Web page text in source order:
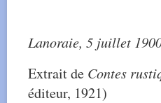
Lanoraie, 5 juillet
Extrait de Contes
éditeur, 1921)